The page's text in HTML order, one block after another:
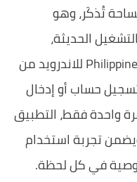
تُذكَر، وهو
الحديثة،
تسجيل حساب أو إدخال
واحدة فقط، التطبيق
تجربة استخدام
في كل لحظة.